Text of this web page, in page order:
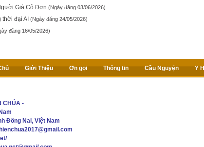
Già Cô Đơn (Ngày đăng 03/06/2026)
đại AI (Ngày đăng 24/05/2026)
đăng 16/05/2026)
Giới Thiệu Ơn gọi Thông tin Cầu Nguyện Y
CHÚA -
Đồng Nai, Việt Nam